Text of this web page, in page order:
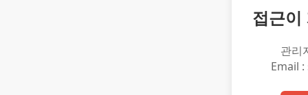
접근이
관리
Email